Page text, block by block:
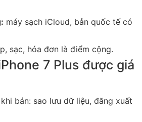
máy sạch iCloud, bản quốc tế có
sạc, hóa đơn là điểm cộng.
7 Plus được giá
bán: sao lưu dữ liệu, đăng xuất